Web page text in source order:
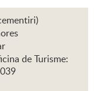
de Turisme: